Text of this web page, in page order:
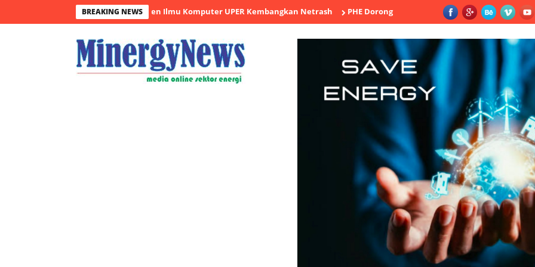
BREAKING NEWS
Sampah Makin Efisien, Dosen Ilmu Komputer UPER Kembangkan Netrash PHE Dorong Inovasi Pengeboran di Wilayah New Frontier